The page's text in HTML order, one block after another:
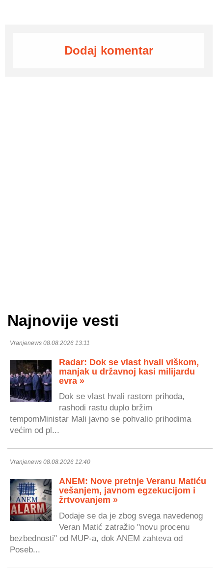
Dodaj komentar
Najnovije vesti
Vranjenews 08.08.2026 13:11
Radar: Dok se vlast hvali viškom,
manjak u državnoj kasi milijardu
evra »
Dok se vlast hvali rastom prihoda,
rashodi rastu duplo bržim
tempomMinistar Mali javno se pohvalio prihodima
većim od pl...
Vranjenews 08.08.2026 12:40
ANEM: Nove pretnje Veranu Matiću
vešanjem, javnom egzekucijom i
žrtvovanjem »
Dodaje se da je zbog svega navedenog
Veran Matić zatražio "novu procenu
bezbednosti" od MUP-a, dok ANEM zahteva od
Poseb...